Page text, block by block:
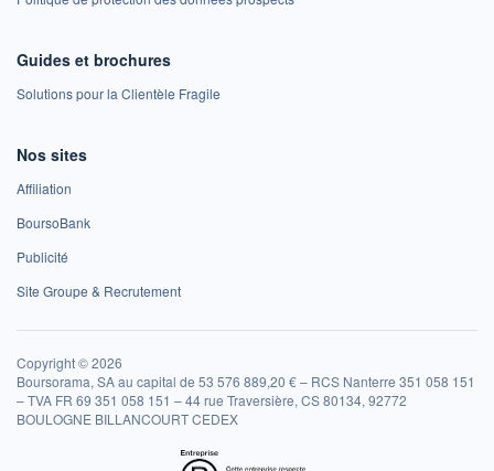
Guides et brochures
Solutions pour la Clientèle Fragile
Nos sites
Affiliation
BoursoBank
Publicité
Site Groupe & Recrutement
Copyright © 2026
Boursorama, SA au capital de 53 576 889,20 € – RCS Nanterre 351 058 151
– TVA FR 69 351 058 151 – 44 rue Traversière, CS 80134, 92772
BOULOGNE BILLANCOURT CEDEX